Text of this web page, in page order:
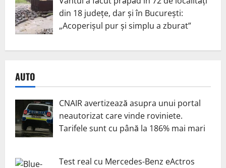
din 18 județe, dar și în București:
„Acoperișul pur și simplu a zburat”
AUTO
CNAIR avertizează asupra unui portal
neautorizat care vinde roviniete.
Tarifele sunt cu până la 186% mai mari
Test real cu Mercedes-Benz eActros